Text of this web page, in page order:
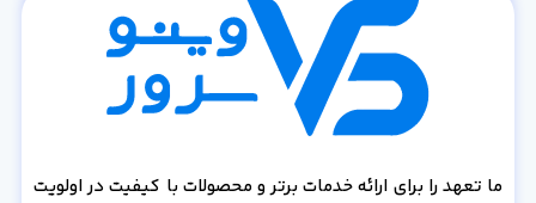
ما تعهد را برای ارائه خدمات برتر و محصولات با کیفیت در اولویت